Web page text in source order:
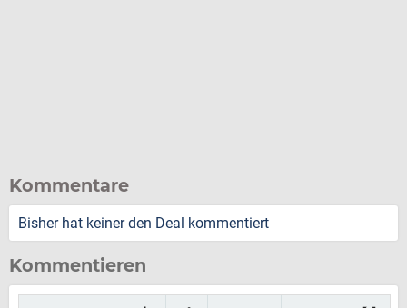
Kommentare
Bisher hat keiner den Deal kommentiert
Kommentieren